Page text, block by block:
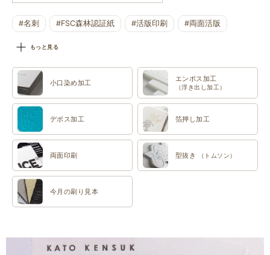
#名刺 #FSC森林認証紙 #活版印刷 #両面活版
#特色印刷
もっと見る
小口染め加工 エンボス加工
（浮き出し加工）
デボス加工 箔押し加工
両面印刷 型抜き （トムソン）
今月の刷り見本